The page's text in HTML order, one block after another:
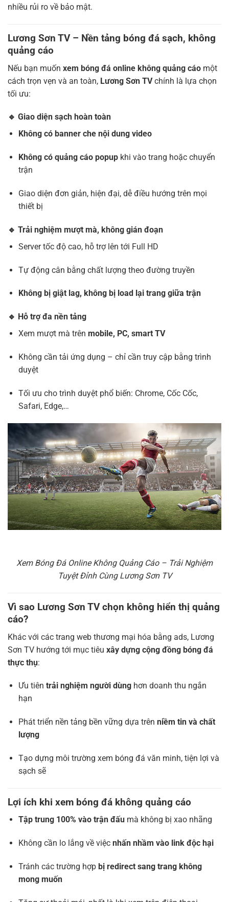
nhiều rủi ro về bảo mật.
Lương Sơn TV – Nền tảng bóng đá sạch, không
quảng cáo
Nếu bạn muốn xem bóng đá online không quảng cáo một
cách trọn vẹn và an toàn, Lương Sơn TVchính là lựa chọn
tối ưu:
🔹 Giao diện sạch hoàn toàn
Không có banner che nội dung video
Không có quảng cáo popupkhi vào trang hoặc chuyển
trận
Giao diện đơn giản, hiện đại, dễ điều hướng trên mọi
thiết bị
🔹 Trải nghiệm mượt mà, không gián đoạn
Server tốc độ cao, hỗ trợ lên tới Full HD
Tự động cân bằng chất lượng theo đường truyền
Không bị giật lag, không bị load lại trang giữa trận
🔹 Hỗ trợ đa nền tảng
Xem mượt mà trên mobile, PC, smart TV
Không cần tải ứng dụng – chỉ cần truy cập bằng trình
duyệt
Tối ưu cho trình duyệt phổ biến: Chrome, Cốc Cốc,
Safari, Edge,…
Xem Bóng Đá Online Không Quảng Cáo – Trải Nghiệm
Tuyệt Đỉnh Cùng Lương Sơn TV
Vì sao Lương Sơn TV chọn không hiển thị quảng
cáo?
Khác với các trang web thương mại hóa bằng ads, Lương
Sơn TV hướng tới mục tiêu xây dựng cộng đồng bóng đá
thực thụ:
Ưu tiên trải nghiệm người dùnghơn doanh thu ngắn
hạn
Phát triển nền tảng bền vững dựa trên niềm tin và chất
lượng
Tạo dựng môi trường xem bóng đá văn minh, tiện lợi và
sạch sẽ
Lợi ích khi xem bóng đá không quảng cáo
Tập trung 100% vào trận đấumà không bị xao nhãng
Không cần lo lắng về việc nhấn nhầm vào link độc hại
Tránh các trường hợp bị redirect sang trang không
mong muốn